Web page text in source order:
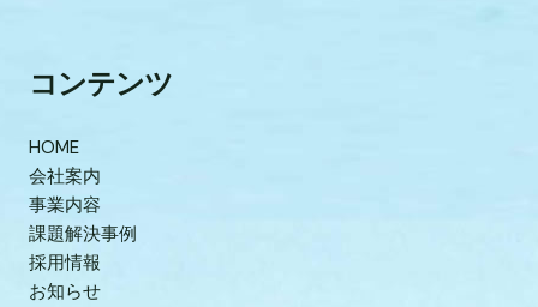
コンテンツ
HOME
会社案内
事業内容
課題解決事例
採用情報
お知らせ